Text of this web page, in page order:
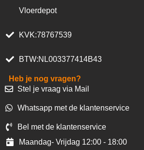
Vloerdepot
KVK:78767539
BTW:NL003377414B43
Heb je nog vragen?
Stel je vraag via Mail
Whatsapp met de klantenservice
Bel met de klantenservice
Maandag- Vrijdag 12:00 - 18:00